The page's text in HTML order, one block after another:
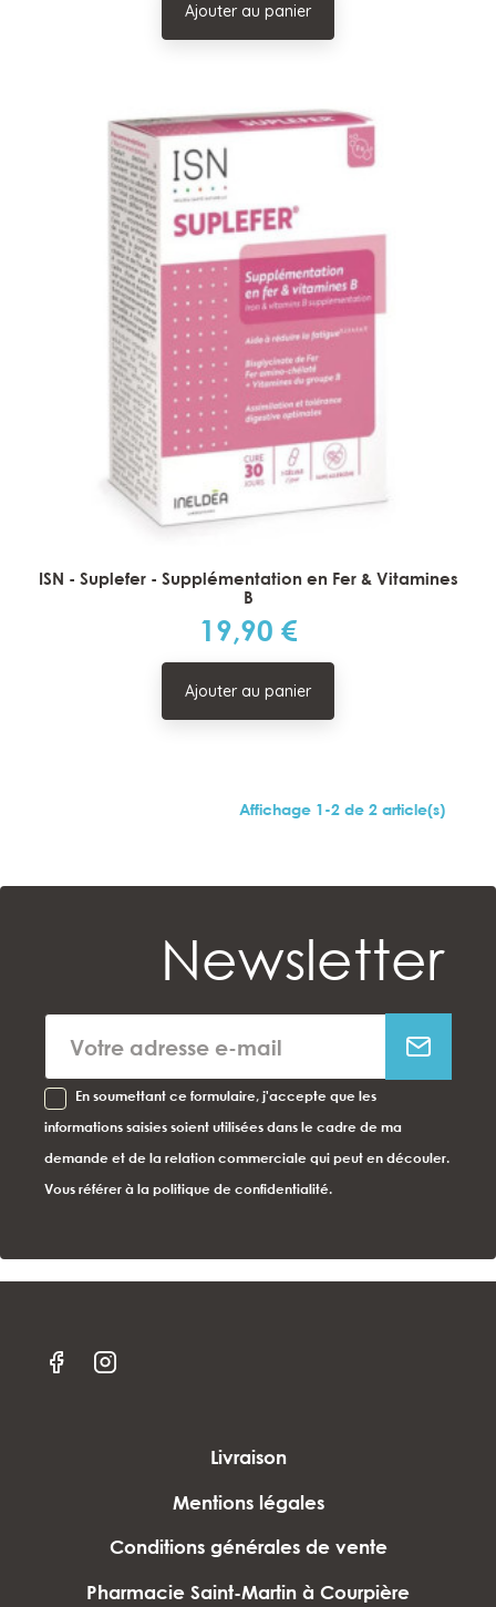
Ajouter au panier
ISN - Suplefer - Supplémentation en Fer & Vitamines
B
Prix
19,90 €
Ajouter au panier
Affichage 1-2 de 2 article(s)
Newsletter
En soumettant ce formulaire, j'accepte que les
informations saisies soient utilisées dans le cadre de ma
demande et de la relation commerciale qui peut en découler.
Vous référer à la politique de confidentialité.
Livraison
Mentions légales
Conditions générales de vente
Pharmacie Saint-Martin à Courpière